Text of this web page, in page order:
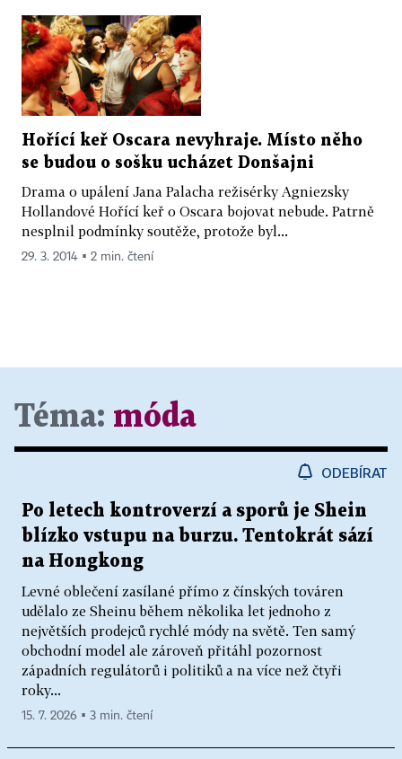
Hořící keř Oscara nevyhraje. Místo něho
se budou o sošku ucházet Donšajni
Drama o upálení Jana Palacha režisérky Agniezsky
Hollandové Hořící keř o Oscara bojovat nebude. Patrně
nesplnil podmínky soutěže, protože byl...
29. 3. 2014 ▪ 2 min. čtení
Téma: móda
ODEBÍRAT
Po letech kontroverzí a sporů je Shein
blízko vstupu na burzu. Tentokrát sází
na Hongkong
Levné oblečení zasílané přímo z čínských továren
udělalo ze Sheinu během několika let jednoho z
největších prodejců rychlé módy na světě. Ten samý
obchodní model ale zároveň přitáhl pozornost
západních regulátorů i politiků a na více než čtyři
roky...
15. 7. 2026 ▪ 3 min. čtení